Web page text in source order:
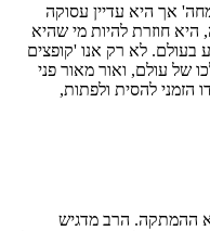
אך היא עדיין עסוקה
חוזרת להיות מי שהיא
בעולם. לא רק אנו 'קופצים
של עולם, ואור מאור פני
הזמני להסית ולפתות,
ההמתקה. הרב מדגיש